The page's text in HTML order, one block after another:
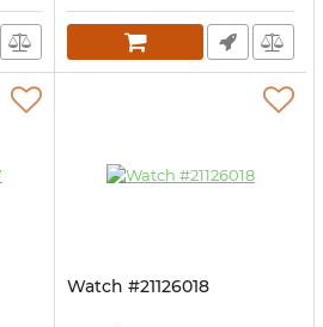
Watch #21126018